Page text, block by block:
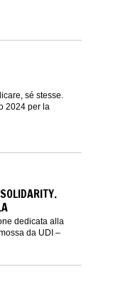
sé stesse.
2024 per la
dedicata alla
da UDI –